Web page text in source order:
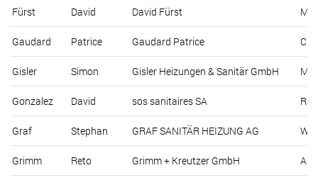
Fürst David David Fürst
Gaudard Patrice Gaudard Patrice
Gisler Simon Gisler Heizungen & Sanitär GmbH
Gonzalez David sos sanitaires SA
Graf Stephan GRAF SANITÄR HEIZUNG AG
Grimm Reto Grimm + Kreutzer GmbH